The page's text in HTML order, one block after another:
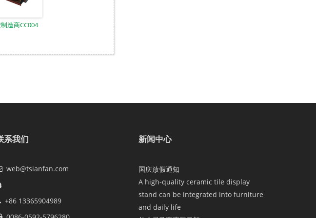
造商CC004
系我们
web@tsianfan.com
+86 13365904989
新闻中心
国庆放假通知
A high-quality ceramic tile display
stand can be integrated into furniture
and daily life